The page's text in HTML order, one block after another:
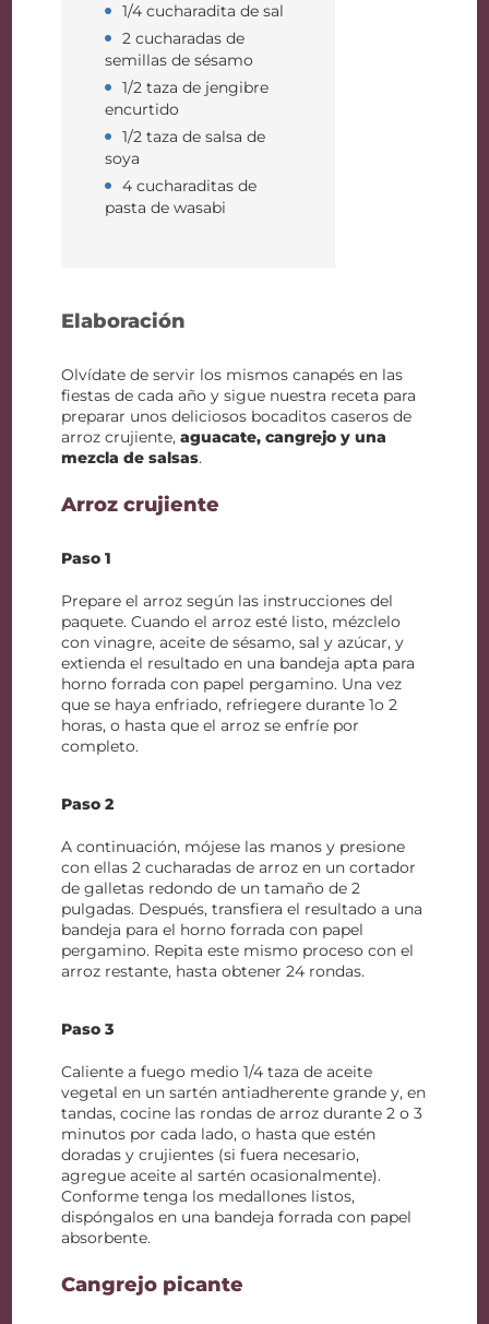
1/4 cucharadita de sal
2 cucharadas de
semillas de sésamo
1/2 taza de jengibre
encurtido
1/2 taza de salsa de
soya
4 cucharaditas de
pasta de wasabi
Elaboración
Olvídate de servir los mismos canapés en las
fiestas de cada año y sigue nuestra receta para
preparar unos deliciosos bocaditos caseros de
arroz crujiente,aguacate, cangrejo y una
mezcla de salsas.
Arroz crujiente
Paso 1
Prepare el arroz según las instrucciones del
paquete. Cuando el arroz esté listo, mézclelo
con vinagre, aceite de sésamo, sal y azúcar, y
extienda el resultado en una bandeja apta para
horno forrada con papel pergamino. Una vez
que se haya enfriado, refriegere durante 1o 2
horas, o hasta que el arroz se enfríe por
completo.
Paso 2
A continuación, mójese las manos y presione
con ellas 2 cucharadas de arroz en un cortador
de galletas redondo de un tamaño de 2
pulgadas. Después, transfiera el resultado a una
bandeja para el horno forrada con papel
pergamino. Repita este mismo proceso con el
arroz restante, hasta obtener 24 rondas.
Paso 3
Caliente a fuego medio 1/4 taza de aceite
vegetal en un sartén antiadherente grande y, en
tandas, cocine las rondas de arroz durante 2 o 3
minutos por cada lado, o hasta que estén
doradas y crujientes (si fuera necesario,
agregue aceite al sartén ocasionalmente).
Conforme tenga los medallones listos,
dispóngalos en una bandeja forrada con papel
absorbente.
Cangrejo picante